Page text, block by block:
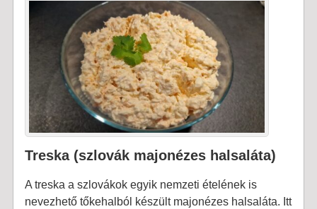
Treska (szlovák majonézes halsaláta)
A treska a szlovákok egyik nemzeti ételének is
nevezhető tőkehalból készült majonézes halsaláta. Itt